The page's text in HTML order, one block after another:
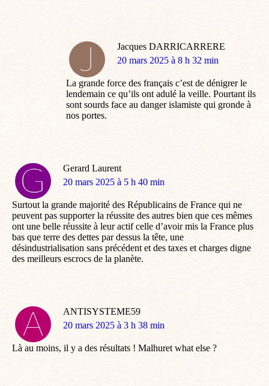
Jacques DARRICARRERE
dit
20 mars 2025 à 8 h 32 min
La grande force des français c’est de dénigrer le
lendemain ce qu’ils ont adulé la veille. Pourtant ils
sont sourds face au danger islamiste qui gronde à
nos portes.
Gerard Laurent
dit
20 mars 2025 à 5 h 40 min
Surtout la grande majorité des Républicains de France qui ne
peuvent pas supporter la réussite des autres bien que ces mêmes
ont une belle réussite à leur actif celle d’avoir mis la France plus
bas que terre des dettes par dessus la tête, une
désindustrialisation sans précédent et des taxes et charges digne
des meilleurs escrocs de la planète.
ANTISYSTEME59
dit
20 mars 2025 à 3 h 38 min
Là au moins, il y a des résultats ! Malhuret what else ?